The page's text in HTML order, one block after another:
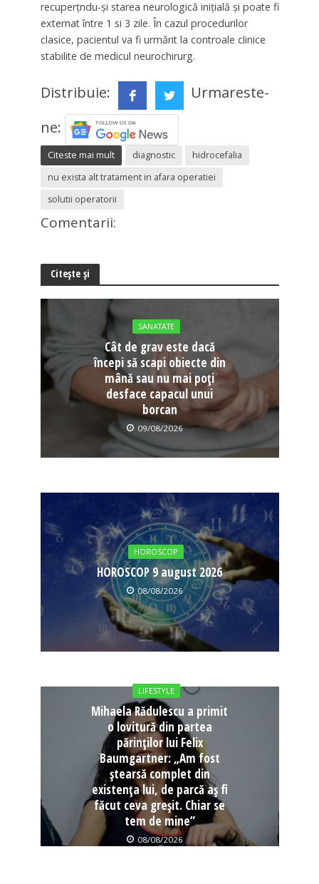
recuperțndu-și starea neurologică inițială și poate fi
externat între 1 si 3 zile. În cazul procedurilor
clasice, pacientul va fi urmărit la controale clinice
stabilite de medicul neurochirurg.
Distribuie:
Urmareste-
ne:
Citeste mai mult diagnostic
hidrocefalia
nu exista alt tratament in afara operatiei
solutii operatorii
Comentarii:
Citește și
SANATATE
Cât de grav este dacă
începi să scapi obiecte din
mână sau nu mai poți
desface capacul unui
borcan
09/08/2026
HOROSCOP
HOROSCOP 9 august 2026
08/08/2026
LIFESTYLE
Mihaela Rădulescu a primit
o lovitură din partea
părinților lui Felix
Baumgartner: „Am fost
ștearsă complet din
existența lui, de parcă aș fi
făcut ceva greșit. Chiar se
tem de mine”
08/08/2026